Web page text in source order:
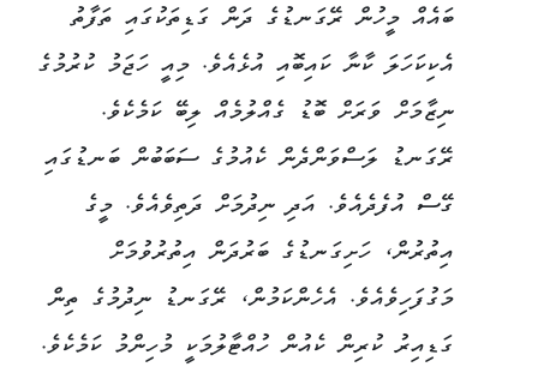
ބައެއް މީހުން ރޭގަނޑުގެ ދަން ގަޑިތަކުގައި ތަފާތު
އެކިކަހަލަ ކާނާ ކައިބޮއި އުޅެއެވެ. މިއީ ހަޖަމު ކުރުމުގެ
ނިޒާމަށް ވަރަށް ބޮޑު ގެއްލުމެއް ލިބޭ ކަމެކެވެ.
ރޭގަނޑު ލަސްވަންދެން ކެއުމުގެ ސަބަބުން ބަނޑުގައި
ގޭސް އުފެދެއެވެ. އަދި ނިދުމަށް ދަތިވެއެވެ. މީގެ
އިތުރުން، ހަށިގަނޑުގެ ބަރުދަން އިތުރުވުމަށް
މަގުފަހިވެއެވެ. އެހެންކަމުން، ރޭގަނޑު ނިދުމުގެ ތިން
ގަޑިއިރު ކުރިން ކެއުން ހުއްޓާލުމަކީ މުހިންމު ކަމެކެވެ.